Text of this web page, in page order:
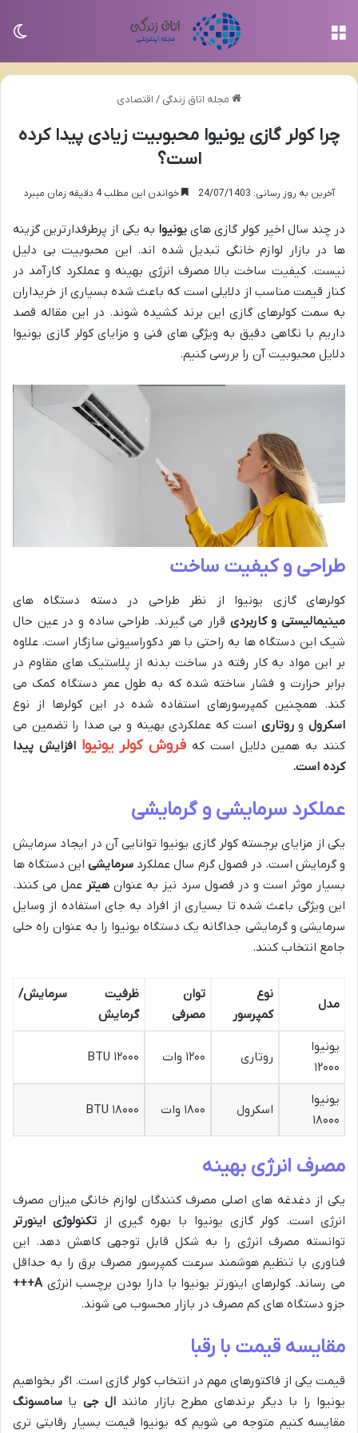
مجله اتاق زندگی / اقتصادی
چرا کولر گازی یونیوا محبوبیت زیادی پیدا کرده
است؟
آخرین به روز رسانی: 24/07/1403 خواندن این مطلب 4 دقیقه زمان میبرد
در چند سال اخیر کولر گازی هاییونیوا به یکی از پرطرفدارترین گزینه
ها در بازار لوازم خانگی تبدیل شده اند. این محبوبیت بی دلیل
نیست. کیفیت ساخت بالا مصرف انرژی بهینه و عملکرد کارآمد در
کنار قیمت مناسب از دلایلی است که باعث شده بسیاری از خریداران
به سمت کولرهای گازی این برند کشیده شوند. در این مقاله قصد
داریم با نگاهی دقیق به ویژگی های فنی و مزایای کولر گازی یونیوا
دلایل محبوبیت آن را بررسی کنیم.
طراحی و کیفیت ساخت
کولرهای گازی یونیوا از نظر طراحی در دسته دستگاه های
مینیمالیستی و کاربردی قرار می گیرند. طراحی ساده و در عین حال
شیک این دستگاه ها به راحتی با هر دکوراسیونی سازگار است. علاوه
بر این مواد به کار رفته در ساخت بدنه از پلاستیک های مقاوم در
برابر حرارت و فشار ساخته شده که به طول عمر دستگاه کمک می
کند. همچنین کمپرسورهای استفاده شده در این کولرها از نوع
اسکرولوروتاری است که عملکردی بهینه و بی صدا را تضمین می
کنند به همین دلایل است که فروش کولر یونیوا افزایش پیدا
کرده است.
عملکرد سرمایشی و گرمایشی
یکی از مزایای برجسته کولر گازی یونیوا توانایی آن در ایجاد سرمایش
و گرمایش است. در فصول گرم سال عملکرد سرمایشیاین دستگاه ها
بسیار موثر است و در فصول سرد نیز به عنوان هیتر عمل می کنند.
این ویژگی باعث شده تا بسیاری از افراد به جای استفاده از وسایل
سرمایشی و گرمایشی جداگانه یک دستگاه یونیوا را به عنوان راه حلی
جامع انتخاب کنند.
مدل
نوع
کمپرسور
توان
مصرفی
ظرفیت سرمایش/
گرمایش
یونیوا
۱۲۰۰۰
روتاری ۱۲۰۰ وات ۱۲۰۰۰ BTU
یونیوا
۱۸۰۰۰
اسکرول ۱۸۰۰ وات ۱۸۰۰۰ BTU
مصرف انرژی بهینه
یکی از دغدغه های اصلی مصرف کنندگان لوازم خانگی میزان مصرف
انرژی است. کولر گازی یونیوا با بهره گیری ازتکنولوژی اینورتر
توانسته مصرف انرژی را به شکل قابل توجهی کاهش دهد. این
فناوری با تنظیم هوشمند سرعت کمپرسور مصرف برق را به حداقل
می رساند. کولرهای اینورتر یونیوا با دارا بودن برچسب انرژیA+++
جزو دستگاه های کم مصرف در بازار محسوب می شوند.
مقایسه قیمت با رقبا
قیمت یکی از فاکتورهای مهم در انتخاب کولر گازی است. اگر بخواهیم
یونیوا را با دیگر برندهای مطرح بازار مانند ال جی یا سامسونگ
مقایسه کنیم متوجه می شویم که یونیوا قیمت بسیار رقابتی تری